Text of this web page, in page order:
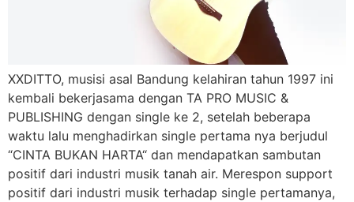
XXDITTO, musisi asal Bandung kelahiran tahun 1997 ini
kembali bekerjasama dengan TA PRO MUSIC &
PUBLISHING dengan single ke 2, setelah beberapa
waktu lalu menghadirkan single pertama nya berjudul
“CINTA BUKAN HARTA“ dan mendapatkan sambutan
positif dari industri musik tanah air. Merespon support
positif dari industri musik terhadap single pertamanya,